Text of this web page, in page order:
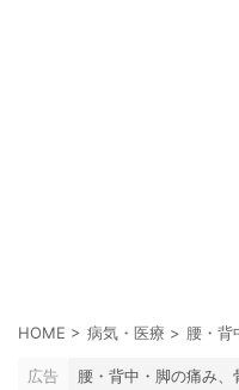
HOME > 病気・医療 > 腰・背
広告 腰・背中・脚の痛み、